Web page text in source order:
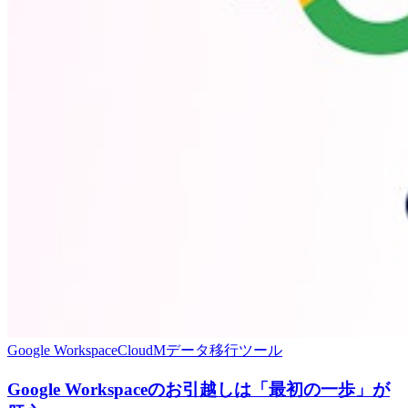
Google WorkspaceCloudMデータ移行ツール
Google Workspaceのお引越しは「最初の一歩」が